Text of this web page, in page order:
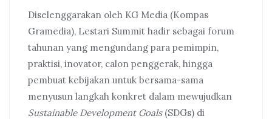
Diselenggarakan oleh KG Media (Kompas
Gramedia), Lestari Summit hadir sebagai forum
tahunan yang mengundang para pemimpin,
praktisi, inovator, calon penggerak, hingga
pembuat kebijakan untuk bersama-sama
menyusun langkah konkret dalam mewujudkan
Sustainable Development Goals(SDGs) di